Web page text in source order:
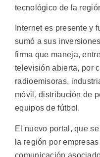
tecnológico de la
Internet es presente y
sumó a sus
firma que maneja,
televisión abierta, por
radioemisoras,
móvil, distribución de
equipos de fútbol.
El nuevo portal, que
la región por
comunicación